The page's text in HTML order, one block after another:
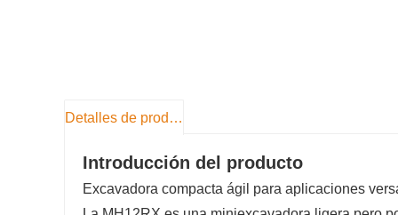
Detalles de producto
Introducción del producto
Excavadora compacta ágil para aplicaciones